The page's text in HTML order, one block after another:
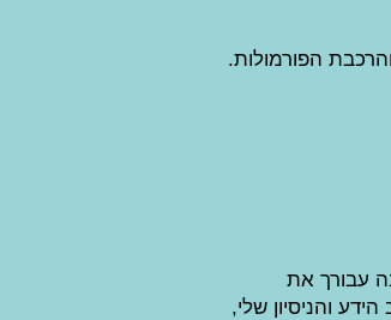
הפורמולות.
עבורך את
והניסיון שלי,